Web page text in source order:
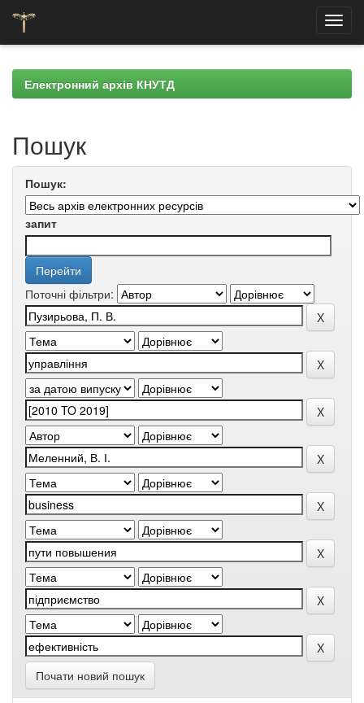
navigationЕлектронний архів КНУТД
Пошук
Пошук:
запит
Поточні фільтри:
Почати новий пошук